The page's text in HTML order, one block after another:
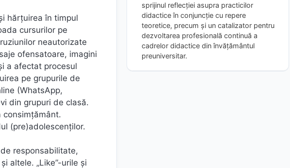
hărțuirea în timpul
cursurilor pe
neautorizate
ofensatoare, imagini
a afectat procesul
pe grupurile de
(WhatsApp,
din grupuri de clasă.
(pre)adolescenților.
responsabilitate,
altele. „Like”-urile și
sprijinul reflecției asupra practicilor
didactice în conjuncție cu repere
teoretice, precum și un catalizator pentru
dezvoltarea profesională continuă a
cadrelor didactice din învățământul
preuniversitar.